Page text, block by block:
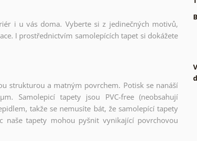
i u vás doma. Vyberte si z jedinečných motivů,
I prostřednictvím samolepících tapet si dokážete
strukturou a matným povrchem. Potisk se nanáší
Samolepicí tapety jsou PVC-free (neobsahují
takže se nemusíte bát, že samolepící tapety
tapety mohou pyšnit vynikající povrchovou